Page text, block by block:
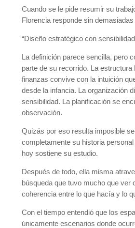
Cuando se le pide resumir su
Florencia responde sin demasiadas
“Diseño estratégico con
La definición parece sencilla, pero
parte de su recorrido. La estructura
finanzas convive con la intuición
desde la infancia. La organización
sensibilidad. La planificación se
observación.
Quizás por eso resulta imposible
completamente su historia
hoy sostiene su estudio.
Después de todo, ella misma
búsqueda que tuvo mucho que ver
coherencia entre lo que hacía y lo
Con el tiempo entendió que los
únicamente escenarios donde